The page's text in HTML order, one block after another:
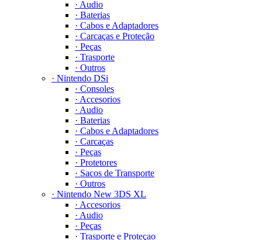
· Audio
· Baterias
· Cabos e Adaptadores
· Carcaças e Proteção
· Peças
· Trasporte
· Outros
· Nintendo DSi
· Consoles
· Accesorios
· Audio
· Baterias
· Cabos e Adaptadores
· Carcaças
· Peças
· Protetores
· Sacos de Transporte
· Outros
· Nintendo New 3DS XL
· Accesorios
· Audio
· Peças
· Trasporte e Proteçao